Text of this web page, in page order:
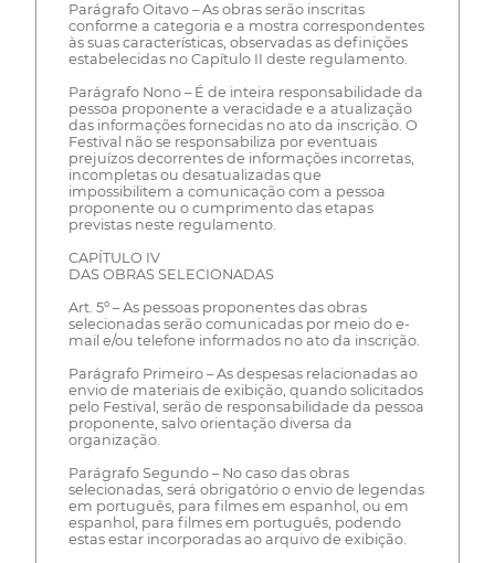
Parágrafo Oitavo – As obras serão inscritas
conforme a categoria e a mostra correspondentes
às suas características, observadas as definições
estabelecidas no Capítulo II deste regulamento.
Parágrafo Nono – É de inteira responsabilidade da
pessoa proponente a veracidade e a atualização
das informações fornecidas no ato da inscrição. O
Festival não se responsabiliza por eventuais
prejuízos decorrentes de informações incorretas,
incompletas ou desatualizadas que
impossibilitem a comunicação com a pessoa
proponente ou o cumprimento das etapas
previstas neste regulamento.
CAPÍTULO IV
DAS OBRAS SELECIONADAS
Art. 5º – As pessoas proponentes das obras
selecionadas serão comunicadas por meio do e-
mail e/ou telefone informados no ato da inscrição.
Parágrafo Primeiro – As despesas relacionadas ao
envio de materiais de exibição, quando solicitados
pelo Festival, serão de responsabilidade da pessoa
proponente, salvo orientação diversa da
organização.
Parágrafo Segundo – No caso das obras
selecionadas, será obrigatório o envio de legendas
em português, para filmes em espanhol, ou em
espanhol, para filmes em português, podendo
estas estar incorporadas ao arquivo de exibição.